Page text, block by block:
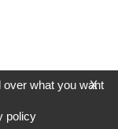
X
what you want
policy